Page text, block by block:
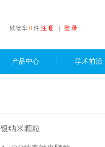
购物车 0 件 注 册 登 录
产品中心 学术前沿
银纳米颗粒